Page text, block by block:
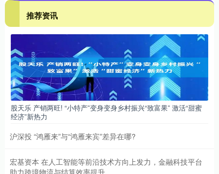
推荐资讯
股天乐 产销两旺! “小特产”变身变身乡村振兴“致富果” 激活“甜蜜
经济”新热力
沪深投 “鸿雁来”与“鸿雁来宾”差异在哪?
宏基资本 在人工智能等前沿技术方向上发力，金融科技平台
助力跨境物流与结算效率提升